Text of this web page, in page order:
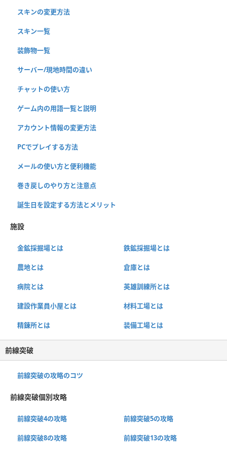
スキンの変更方法
スキン一覧
装飾物一覧
サーバー/現地時間の違い
チャットの使い方
ゲーム内の用語一覧と説明
アカウント情報の変更方法
PCでプレイする方法
メールの使い方と便利機能
巻き戻しのやり方と注意点
誕生日を設定する方法とメリット
施設
金鉱採掘場とは 鉄鉱採掘場とは
農地とは 倉庫とは
病院とは 英雄訓練所とは
建設作業員小屋とは 材料工場とは
精錬所とは 装備工場とは
前線突破
前線突破の攻略のコツ
前線突破個別攻略
前線突破4の攻略 前線突破5の攻略
前線突破8の攻略 前線突破13の攻略